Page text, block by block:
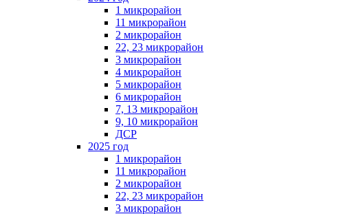
1 микрорайон
11 микрорайон
2 микрорайон
22, 23 микрорайон
3 микрорайон
4 микрорайон
5 микрорайон
6 микрорайон
7, 13 микрорайон
9, 10 микрорайон
ДСР
2025 год
1 микрорайон
11 микрорайон
2 микрорайон
22, 23 микрорайон
3 микрорайон